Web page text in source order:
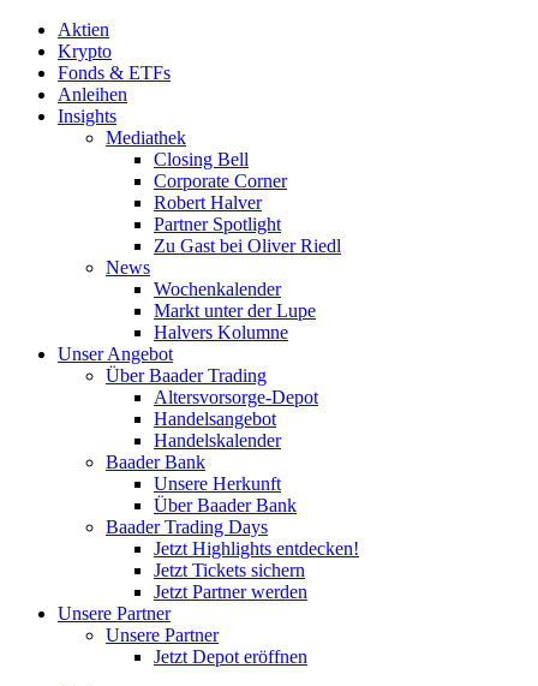
Aktien
Krypto
Fonds & ETFs
Anleihen
Insights
Mediathek
Closing Bell
Corporate Corner
Robert Halver
Partner Spotlight
Zu Gast bei Oliver Riedl
News
Wochenkalender
Markt unter der Lupe
Halvers Kolumne
Unser Angebot
Über Baader Trading
Altersvorsorge-Depot
Handelsangebot
Handelskalender
Baader Bank
Unsere Herkunft
Über Baader Bank
Baader Trading Days
Jetzt Highlights entdecken!
Jetzt Tickets sichern
Jetzt Partner werden
Unsere Partner
Unsere Partner
Jetzt Depot eröffnen